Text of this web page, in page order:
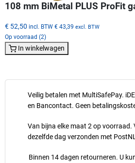
Veilig betalen met MultiSafePay.
en Bancontact. Geen
Van bijna elke maat 2 op voorraad.
dezelfde dag verzonden met
Binnen 14 dagen retourneren. U
108 mm BiMetal PLUS ProFit
€ 52,50 incl. BTW € 43,39 excl. BTW
Op voorraad (2)
In winkelwagen